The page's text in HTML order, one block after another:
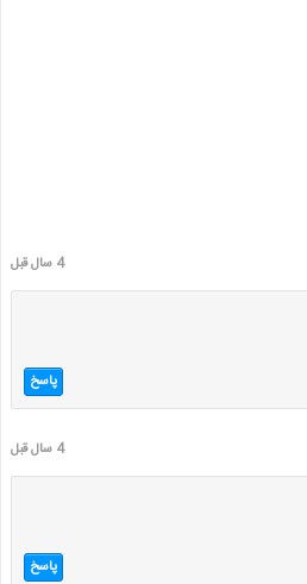
4 سال قبل
پاسخ
4 سال قبل
پاسخ